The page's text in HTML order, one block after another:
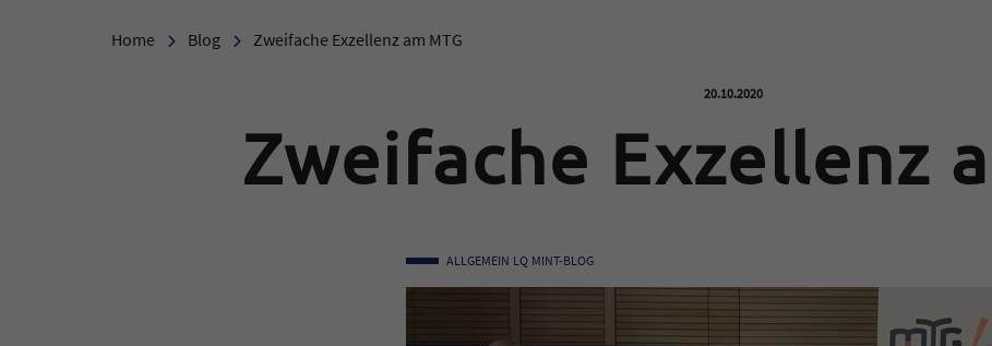
Home Blog Zweifache Exzellenz am MTG
Veröffentlicht am:
20.10.2020
Zweifache Exzellenz
ALLGEMEIN LQ MINT-BLOG